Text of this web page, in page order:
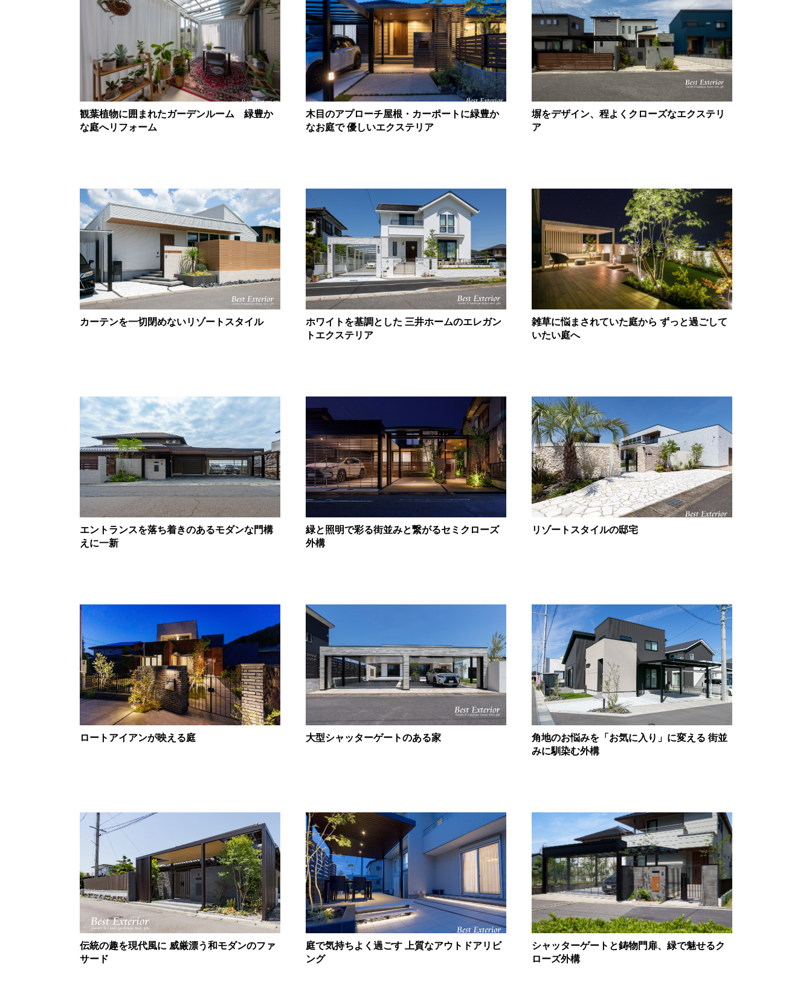
観葉植物に囲まれたガーデンルーム 緑豊か
な庭へリフォーム
木目のアプローチ屋根・カーポートに緑豊か
なお庭で 優しいエクステリア
塀をデザイン、程よくクローズなエクステリ
ア
カーテンを一切閉めないリゾートスタイル
ホワイトを基調とした 三井ホームのエレガン
トエクステリア
雑草に悩まされていた庭から ずっと過ごして
いたい庭へ
エントランスを落ち着きのあるモダンな門構
えに一新
緑と照明で彩る街並みと繋がるセミクローズ
外構
リゾートスタイルの邸宅
ロートアイアンが映える庭 大型シャッターゲートのある家
角地のお悩みを「お気に入り」に変える 街並
みに馴染む外構
伝統の趣を現代風に 威厳漂う和モダンのファ
サード
庭で気持ちよく過ごす 上質なアウトドアリビ
ング
シャッターゲートと鋳物門扉、緑で魅せるク
ローズ外構